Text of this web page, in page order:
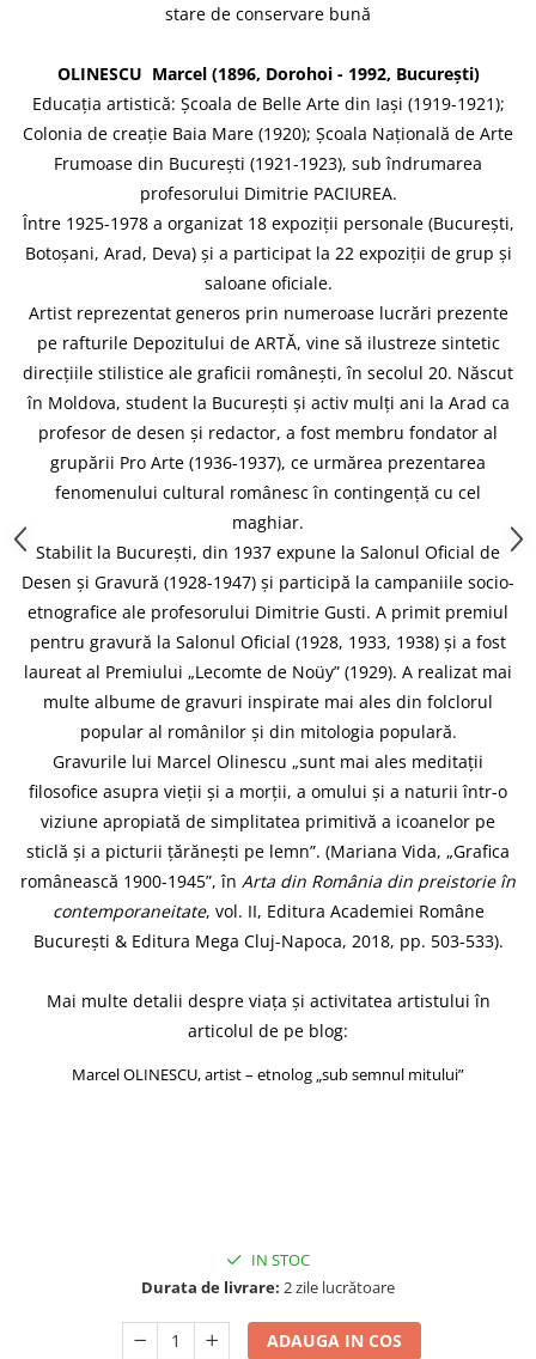
stare de conservare bună
OLINESCU Marcel (1896, Dorohoi - 1992, București)
Educația artistică: Școala de Belle Arte din Iași (1919-1921);
Colonia de creație Baia Mare (1920); Școala Națională de Arte
Frumoase din București (1921-1923), sub îndrumarea
profesorului Dimitrie PACIUREA.
Între 1925-1978 a organizat 18 expoziții personale (București,
Botoșani, Arad, Deva) și a participat la 22 expoziții de grup și
saloane oficiale.
Artist reprezentat generos prin numeroase lucrări prezente
pe rafturile Depozitului de ARTĂ, vine să ilustreze sintetic
direcțiile stilistice ale graficii românești, în secolul 20. Născut
în Moldova, student la București și activ mulți ani la Arad ca
profesor de desen și redactor, a fost membru fondator al
grupării Pro Arte (1936-1937), ce urmărea prezentarea
fenomenului cultural românesc în contingență cu cel
maghiar.
Stabilit la București, din 1937 expune la Salonul Oficial de
Desen și Gravură (1928-1947) și participă la campaniile socio-
etnografice ale profesorului Dimitrie Gusti. A primit premiul
pentru gravură la Salonul Oficial (1928, 1933, 1938) și a fost
laureat al Premiului „Lecomte de Noüy” (1929). A realizat mai
multe albume de gravuri inspirate mai ales din folclorul
popular al românilor și din mitologia populară.
Gravurile lui Marcel Olinescu „sunt mai ales meditații
filosofice asupra vieții și a morții, a omului și a naturii într-o
viziune apropiată de simplitatea primitivă a icoanelor pe
sticlă și a picturii țărănești pe lemn”. (Mariana Vida, „Grafica
românească 1900-1945”, în Arta din România din preistorie în
contemporaneitate, vol. II, Editura Academiei Române
București & Editura Mega Cluj-Napoca, 2018, pp. 503-533).
Mai multe detalii despre viața și activitatea artistului în
articolul de pe blog:
Marcel OLINESCU, artist – etnolog „sub semnul mitului”
IN STOC
Durata de livrare: 2 zile lucrătoare
ADAUGA IN COS